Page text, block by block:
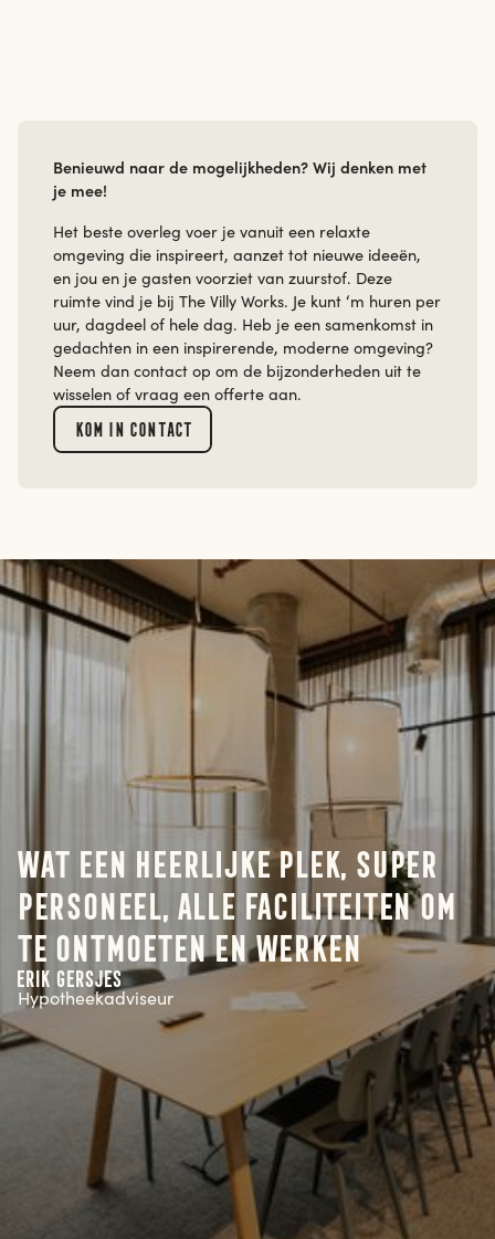
Benieuwd naar de mogelijkheden? Wij denken met
je mee!
Het beste overleg voer je vanuit een relaxte
omgeving die inspireert, aanzet tot nieuwe ideeën,
en jou en je gasten voorziet van zuurstof. Deze
ruimte vind je bij The Villy Works. Je kunt ‘m huren per
uur, dagdeel of hele dag. Heb je een samenkomst in
gedachten in een inspirerende, moderne omgeving?
Neem dan contact op om de bijzonderheden uit te
wisselen of vraag een offerte aan.
Kom in contact
Wat een heerlijke plek, super
personeel, alle faciliteiten om
te ontmoeten en werken
Erik Gersjes
Hypotheekadviseur